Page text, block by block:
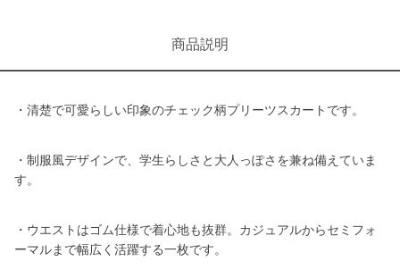
商品説明
・清楚で可愛らしい印象のチェック柄プリーツスカートです。
・制服風デザインで、学生らしさと大人っぽさを兼ね備えていま
す。
・ウエストはゴム仕様で着心地も抜群。カジュアルからセミフォ
ーマルまで幅広く活躍する一枚です。